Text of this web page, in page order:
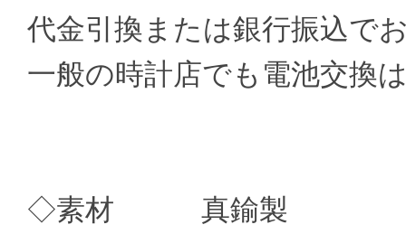
代金引換または銀行振込で
一般の時計店でも電池交換
◇素材 真鍮製